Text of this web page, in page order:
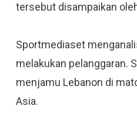
tersebut disampaikan
Sportmediaset
melakukan pelanggaran.
menjamu Lebanon di
Asia.